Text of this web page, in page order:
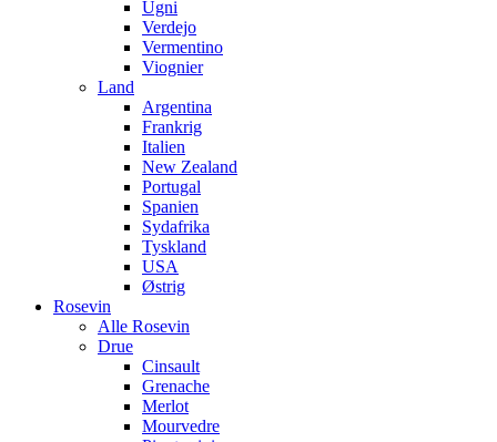
Ugni
Verdejo
Vermentino
Viognier
Land
Argentina
Frankrig
Italien
New Zealand
Portugal
Spanien
Sydafrika
Tyskland
USA
Østrig
Rosevin
Alle Rosevin
Drue
Cinsault
Grenache
Merlot
Mourvedre